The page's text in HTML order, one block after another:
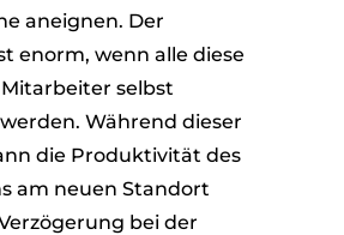
aneignen. Der
enorm, wenn alle diese
selbst
Während dieser
die Produktivität des
am neuen Standort
bei der